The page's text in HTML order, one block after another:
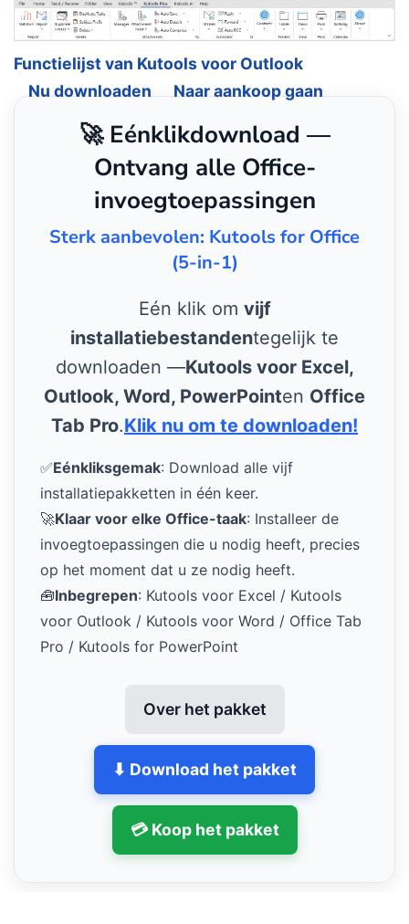
Functielijst van Kutools voor Outlook
Nu downloaden
Naar aankoop gaan
🚀 Eénklikdownload —
Ontvang alle Office-
invoegtoepassingen
Sterk aanbevolen: Kutools for Office
(5-in-1)
Eén klik om vijf
installatiebestandentegelijk te
downloaden —Kutools voor Excel,
Outlook, Word, PowerPointen Office
Tab Pro.Klik nu om te downloaden!
✅Eénkliksgemak: Download alle vijf
installatiepakketten in één keer.
🚀Klaar voor elke Office-taak: Installeer de
invoegtoepassingen die u nodig heeft, precies
op het moment dat u ze nodig heeft.
🧰Inbegrepen: Kutools voor Excel / Kutools
voor Outlook / Kutools voor Word / Office Tab
Pro / Kutools for PowerPoint
Over het pakket
⬇ Download het pakket
💳 Koop het pakket